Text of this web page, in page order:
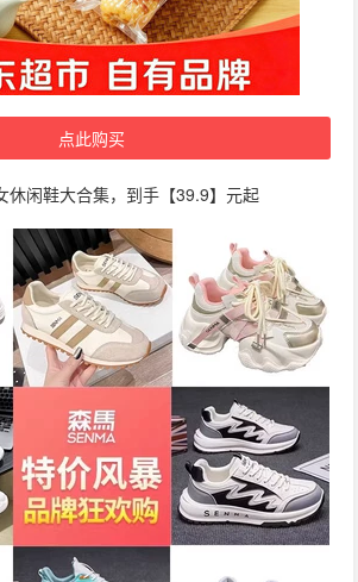
点此购买
休闲鞋大合集，到手【39.9】元起